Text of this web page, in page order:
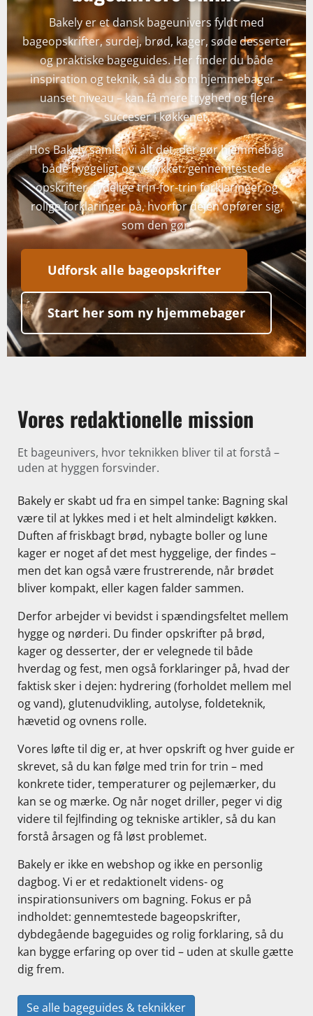
Bakely er et dansk bageunivers fyldt med
bageopskrifter, surdej, brød, kager, søde desserter
og praktiske bageguides. Her finder du både
inspiration og teknik, så du som hjemmebager –
uanset niveau – kan få mere tryghed og flere
succeser i køkkenet.
Hos Bakely samler vi alt det, der gør hjemmebag
både hyggeligt og vellykket: gennemtestede
opskrifter, tydelige trin-for-trin forklaringer og
rolige forklaringer på, hvorfor dejen opfører sig,
som den gør.
Udforsk alle bageopskrifter
Start her som ny hjemmebager
Vores redaktionelle mission
Et bageunivers, hvor teknikken bliver til at forstå –
uden at hyggen forsvinder.
Bakely er skabt ud fra en simpel tanke: Bagning skal
være til at lykkes med i et helt almindeligt køkken.
Duften af friskbagt brød, nybagte boller og lune
kager er noget af det mest hyggelige, der findes –
men det kan også være frustrerende, når brødet
bliver kompakt, eller kagen falder sammen.
Derfor arbejder vi bevidst i spændingsfeltet mellem
hygge og nørderi. Du finder opskrifter på brød,
kager og desserter, der er velegnede til både
hverdag og fest, men også forklaringer på, hvad der
faktisk sker i dejen: hydrering (forholdet mellem mel
og vand), glutenudvikling, autolyse, foldeteknik,
hævetid og ovnens rolle.
Vores løfte til dig er, at hver opskrift og hver guide er
skrevet, så du kan følge med trin for trin – med
konkrete tider, temperaturer og pejlemærker, du
kan se og mærke. Og når noget driller, peger vi dig
videre til fejlfinding og tekniske artikler, så du kan
forstå årsagen og få løst problemet.
Bakely er ikke en webshop og ikke en personlig
dagbog. Vi er et redaktionelt videns- og
inspirationsunivers om bagning. Fokus er på
indholdet: gennemtestede bageopskrifter,
dybdegående bageguides og rolig forklaring, så du
kan bygge erfaring op over tid – uden at skulle gætte
dig frem.
Se alle bageguides & teknikker